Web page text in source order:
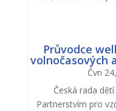
Průvodce
volnočasových
Čvn
Česká rada
Partnerstvím pro